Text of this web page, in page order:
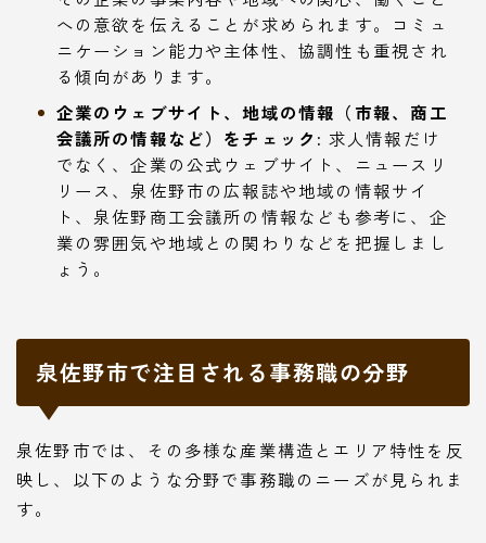
への意欲を伝えることが求められます。コミュ
ニケーション能力や主体性、協調性も重視され
る傾向があります。
企業のウェブサイト、地域の情報（市報、商工
会議所の情報など）をチェック: 求人情報だけ
でなく、企業の公式ウェブサイト、ニュースリ
リース、泉佐野市の広報誌や地域の情報サイ
ト、泉佐野商工会議所の情報なども参考に、企
業の雰囲気や地域との関わりなどを把握しまし
ょう。
泉佐野市で注目される事務職の分野
泉佐野市では、その多様な産業構造とエリア特性を反
映し、以下のような分野で事務職のニーズが見られま
す。